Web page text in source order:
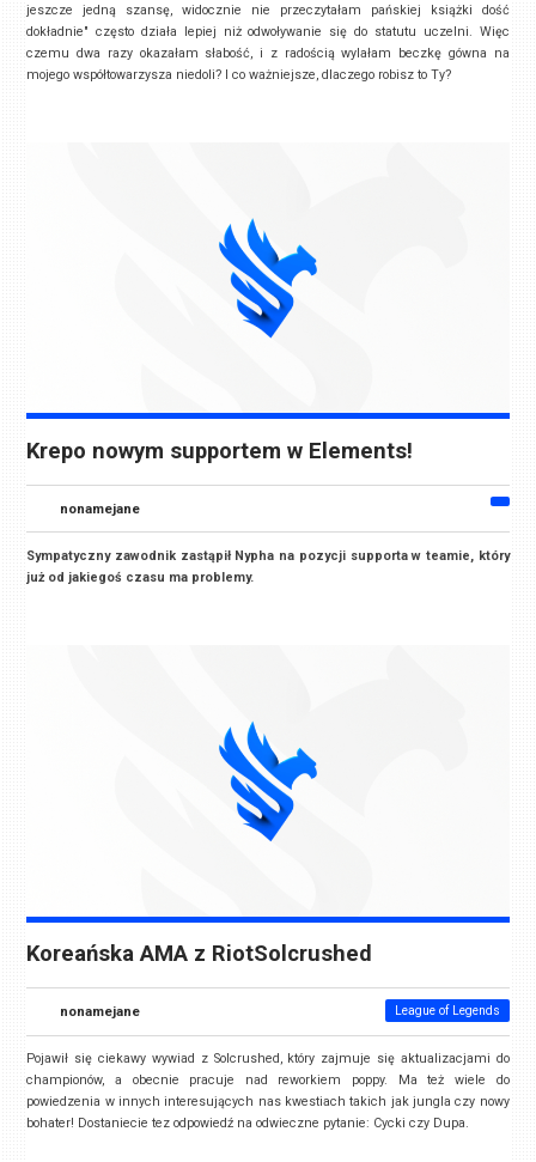
jeszcze jedną szansę, widocznie nie przeczytałam pańskiej książki dość
dokładnie" często działa lepiej niż odwoływanie się do statutu uczelni. Więc
czemu dwa razy okazałam słabość, i z radością wylałam beczkę gówna na
mojego współtowarzysza niedoli? I co ważniejsze, dlaczego robisz to Ty?
Krepo nowym supportem w Elements!
nonamejane
Sympatyczny zawodnik zastąpił Nypha na pozycji supporta w teamie, który
już od jakiegoś czasu ma problemy.
Koreańska AMA z RiotSolcrushed
nonamejane League of Legends
Pojawił się ciekawy wywiad z Solcrushed, który zajmuje się aktualizacjami do
championów, a obecnie pracuje nad reworkiem poppy. Ma też wiele do
powiedzenia w innych interesujących nas kwestiach takich jak jungla czy nowy
bohater! Dostaniecie tez odpowiedź na odwieczne pytanie: Cycki czy Dupa.